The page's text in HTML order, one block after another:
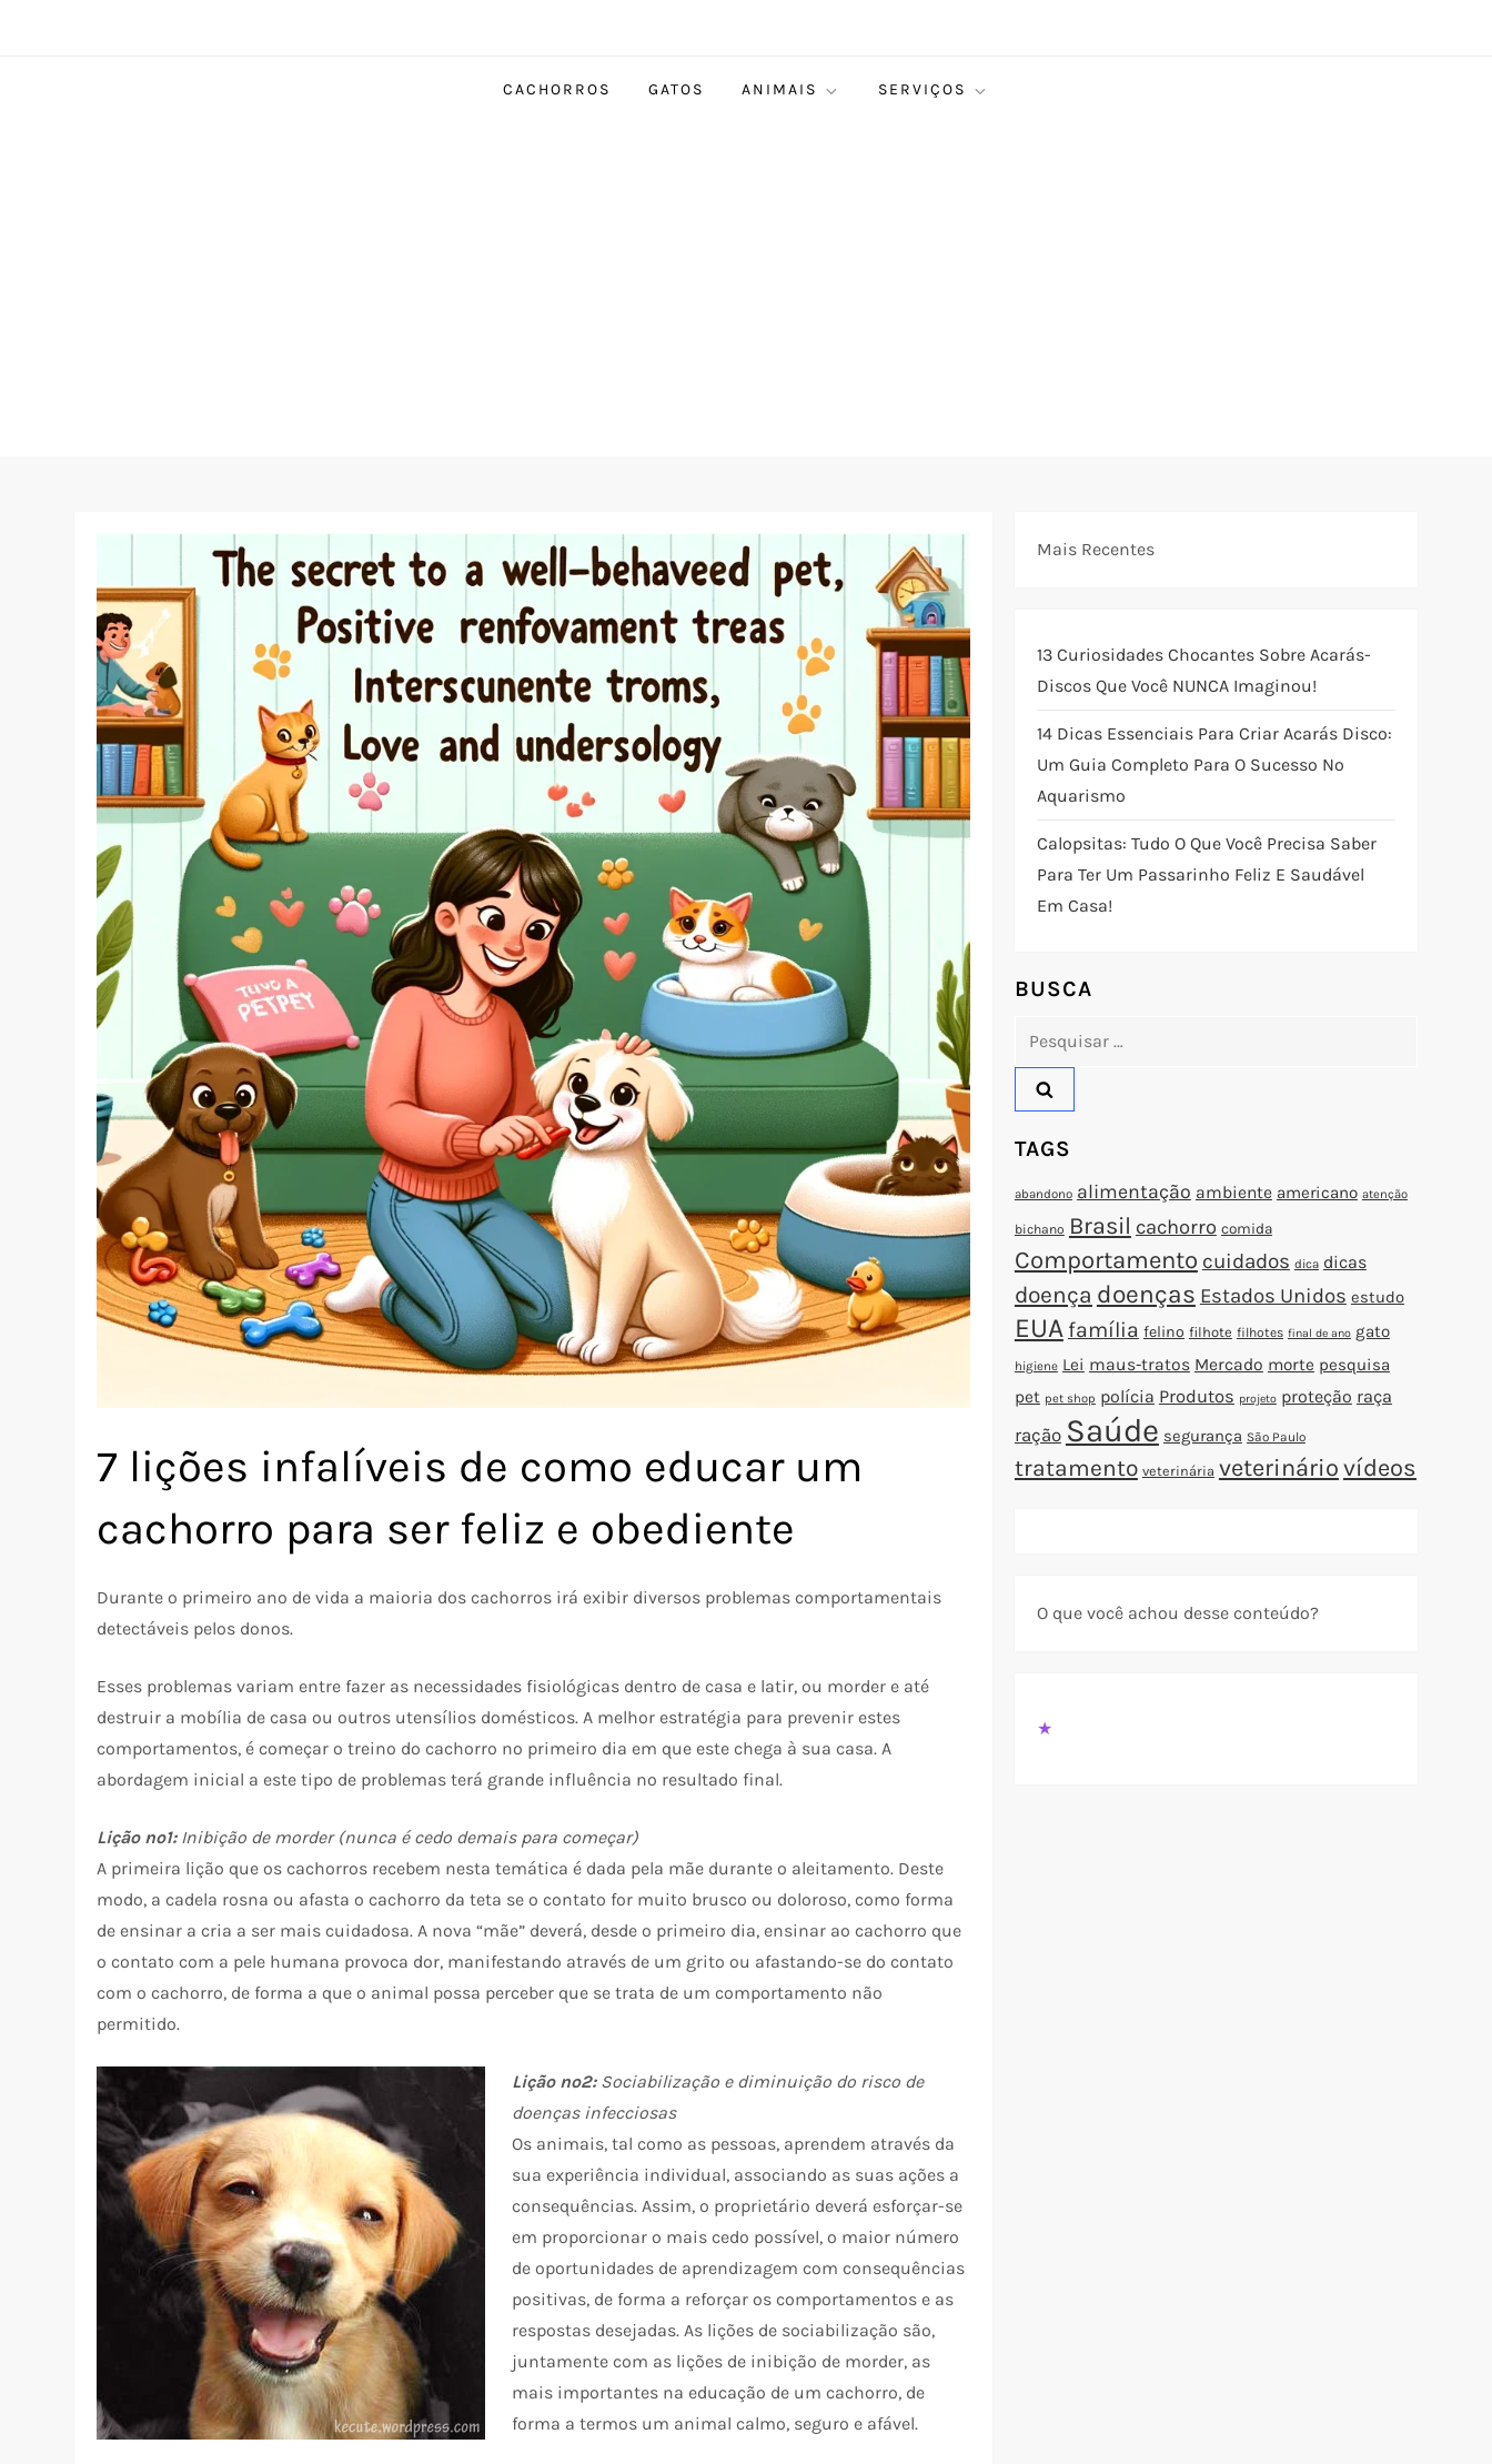
CACHORROS GATOS ANIMAIS SERVIÇOS
7 lições infalíveis de como educar um
cachorro para ser feliz e obediente
Durante o primeiro ano de vida a maioria dos cachorros irá exibir diversos problemas comportamentais
detectáveis pelos donos.
Esses problemas variam entre fazer as necessidades fisiológicas dentro de casa e latir, ou morder e até
destruir a mobília de casa ou outros utensílios domésticos. A melhor estratégia para prevenir estes
comportamentos, é começar o treino do cachorro no primeiro dia em que este chega à sua casa. A
abordagem inicial a este tipo de problemas terá grande influência no resultado final.
Lição nº1:Inibição de morder (nunca é cedo demais para começar)
A primeira lição que os cachorros recebem nesta temática é dada pela mãe durante o aleitamento. Deste
modo, a cadela rosna ou afasta o cachorro da teta se o contato for muito brusco ou doloroso, como forma
de ensinar a cria a ser mais cuidadosa. A nova “mãe” deverá, desde o primeiro dia, ensinar ao cachorro que
o contato com a pele humana provoca dor, manifestando através de um grito ou afastando-se do contato
com o cachorro, de forma a que o animal possa perceber que se trata de um comportamento não
permitido.
Lição nº2:Sociabilização e diminuição do risco de
doenças infecciosas
Os animais, tal como as pessoas, aprendem através da
sua experiência individual, associando as suas ações a
consequências. Assim, o proprietário deverá esforçar-se
em proporcionar o mais cedo possível, o maior número
de oportunidades de aprendizagem com consequências
positivas, de forma a reforçar os comportamentos e as
respostas desejadas. As lições de sociabilização são,
juntamente com as lições de inibição de morder, as
mais importantes na educação de um cachorro, de
forma a termos um animal calmo, seguro e afável.
Mais Recentes
13 Curiosidades Chocantes Sobre Acarás-
Discos Que Você NUNCA Imaginou!
14 Dicas Essenciais Para Criar Acarás Disco:
Um Guia Completo Para O Sucesso No
Aquarismo
Calopsitas: Tudo O Que Você Precisa Saber
Para Ter Um Passarinho Feliz E Saudável
Em Casa!
BUSCA
Pesquisar
TAGS
abandono alimentação ambiente americano atenção
bichano Brasil cachorro comida
Comportamento cuidados dica dicas
doença doenças Estados Unidos estudo
EUA família felino filhote filhotes final de ano gato
higiene Lei maus-tratos Mercado morte pesquisa
pet pet shop polícia Produtos projeto proteção raça
ração Saúde segurança São Paulo
tratamento veterinária veterináriovídeos
O que você achou desse conteúdo?
★